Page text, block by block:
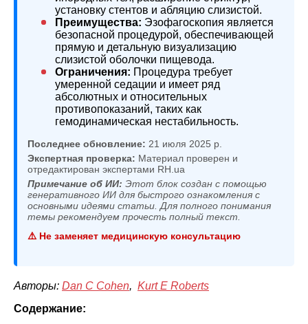
установку стентов и абляцию слизистой.
Преимущества: Эзофагоскопия является
безопасной процедурой, обеспечивающей
прямую и детальную визуализацию
слизистой оболочки пищевода.
Ограничения: Процедура требует
умеренной седации и имеет ряд
абсолютных и относительных
противопоказаний, таких как
гемодинамическая нестабильность.
Последнее обновление: 21 июля 2025 р.
Экспертная проверка: Материал проверен и
отредактирован экспертами RH.ua
Примечание об ИИ: Этот блок создан с помощью
генеративного ИИ для быстрого ознакомления с
основными идеями статьи. Для полного понимания
темы рекомендуем прочесть полный текст.
⚠️ Не заменяет медицинскую консультацию
Авторы: Dan C Cohen, Kurt E Roberts
Содержание: